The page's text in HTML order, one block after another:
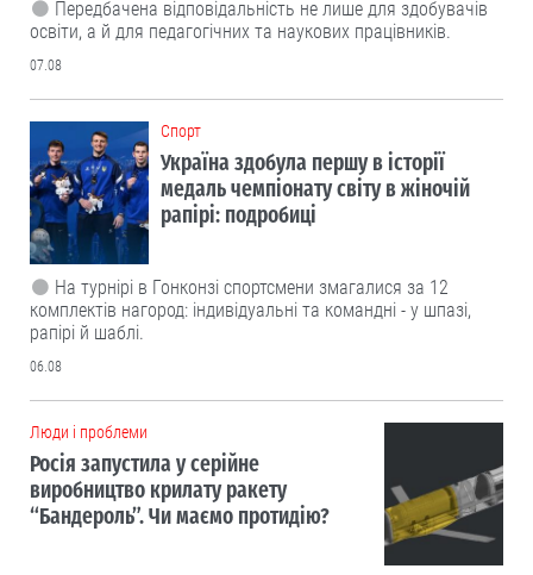
Передбачена відповідальність не лише для здобувачів
освіти, а й для педагогічних та наукових працівників.
07.08
Cпорт
Україна здобула першу в історії
медаль чемпіонату світу в жіночій
рапірі: подробиці
На турнірі в Гонконзі спортсмени змагалися за 12
комплектів нагород: індивідуальні та командні - у шпазі,
рапірі й шаблі.
06.08
Люди і проблеми
Росія запустила у серійне
виробництво крилату ракету
“Бандероль”. Чи маємо протидію?